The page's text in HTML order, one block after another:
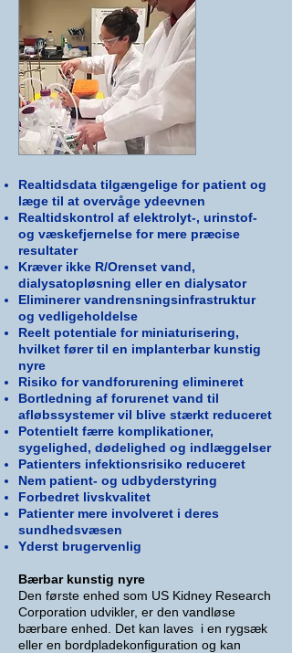
Realtidsdata tilgængelige for patient og
læge til at overvåge ydeevnen
Realtidskontrol af elektrolyt-, urinstof-
og væskefjernelse for mere præcise
resultater
Kræver ikke R/Orenset vand,
dialysatopløsning eller en dialysator
Eliminerer vandrensningsinfrastruktur
og vedligeholdelse
Reelt potentiale for miniaturisering,
hvilket fører til en implanterbar kunstig
nyre
Risiko for vandforurening elimineret
Bortledning af forurenet vand til
afløbssystemer vil blive stærkt reduceret
Potentielt færre komplikationer,
sygelighed, dødelighed og indlæggelser
Patienters infektionsrisiko reduceret
Nem patient- og udbyderstyring
Forbedret livskvalitet
Patienter mere involveret i deres
sundhedsvæsen
Yderst brugervenlig
Bærbar kunstig nyre
Den første enhed ​som US Kidney Research
Corporation udvikler, er den vandløse
bærbare enhed. Det kan laves i en rygsæk
eller en bordpladekonfiguration og kan